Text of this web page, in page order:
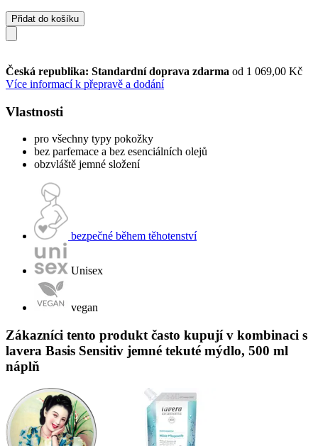
Přidat do košíku
Česká republika: Standardní doprava zdarma od 1 069,00 Kč
Více informací k přepravě a dodání
Vlastnosti
pro všechny typy pokožky
bez parfemace a bez esenciálních olejů
obzvláště jemné složení
bezpečné během těhotenství
Unisex
vegan
Zákazníci tento produkt často kupují v kombinaci s
lavera Basis Sensitiv jemné tekuté mýdlo, 500 ml
náplň